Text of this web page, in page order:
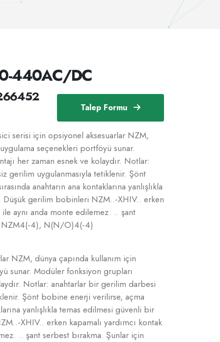
Talep Formu
440AC/DC
serisi için opsiyonel aksesuarlar NZM,
seçenekleri portföyü sunar.
her zaman esnek ve kolaydır. Notlar:
gerilim uygulanmasıyla tetiklenir. Şönt
anahtarın ana kontaklarına yanlışlıkla
gerilim bobinleri NZM..-XHIV.. erken
aynı anda monte edilemez. .. şant
NZM4(-4), N(N/O)4(-4)
NZM, dünya çapında kullanım için
sunar. Modüler fonksiyon grupları
Notlar: anahtarlar bir gerilim darbesi
Şönt bobine enerji verilirse, açma
yanlışlıkla temas edilmesi güvenli bir
XHIV.. erken kapamalı yardımcı kontak
.. şant serbest bırakma. Şunlar için